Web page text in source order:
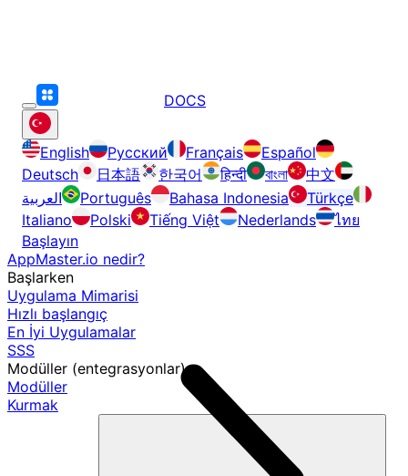
DOCS
English Русский Français
Español
Deutsch
日本語 한국어 हिन्दी বাংলা
中文
العربية
Português Bahasa Indonesia
Türkçe
Italiano
Polski Tiếng Việt Nederlands
ไทย
Başlayın
AppMaster.io nedir?
Başlarken
Uygulama Mimarisi
Hızlı başlangıç
En İyi Uygulamalar
SSS
Modüller (entegrasyonlar)
Modüller
Kurmak